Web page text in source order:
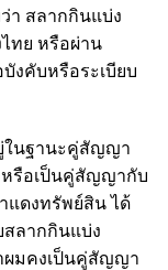
า สลากกินแบ่ง
ทย หรือผ่าน
งคับหรือระเบียบ
ในฐานะคู่สัญญา
รือเป็นคู่สัญญากับ
แดงทรัพย์สิน ได้
สลากกินแบ่ง
ผมคงเป็นคู่สัญญา